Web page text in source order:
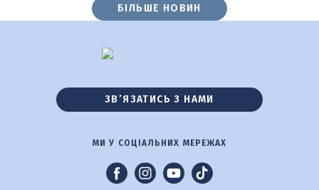
БІЛЬШЕ НОВИН
ЗВ’ЯЗАТИСЬ З НАМИ
МИ У СОЦІАЛЬНИХ МЕРЕЖАХ